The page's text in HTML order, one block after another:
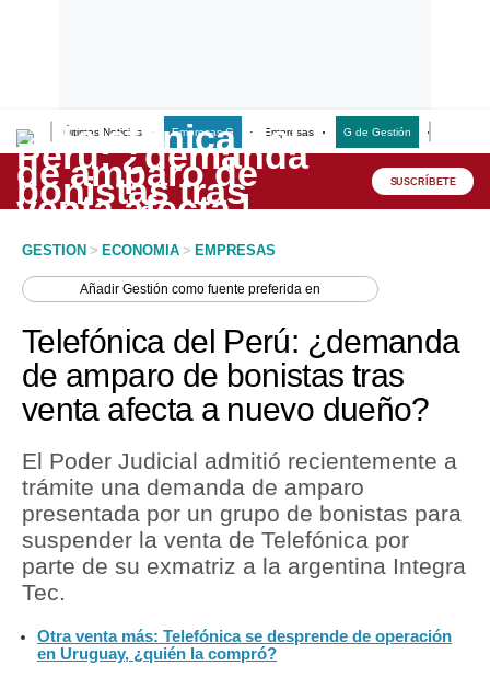
Últimas Noticias Empresas G Empresas G de Gestión
Lo último
Peru Quiosco
Economía
Mercados
Política
Tu Dinero
Finanzas Personales
Plus G
SUSCRÍBETE
GESTION > ECONOMIA > EMPRESAS
AñadirGestión como fuente preferida en
Telefónica del Perú: ¿demanda
de amparo de bonistas tras
venta afecta a nuevo dueño?
El Poder Judicial admitió recientemente a
trámite una demanda de amparo
presentada por un grupo de bonistas para
suspender la venta de Telefónica por
parte de su exmatriz a la argentina Integra
Tec.
Otra venta más: Telefónica se desprende de operación
en Uruguay, ¿quién la compró?